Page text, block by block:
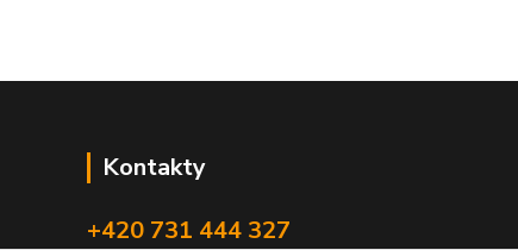
Kontakty
+420 731 444 327